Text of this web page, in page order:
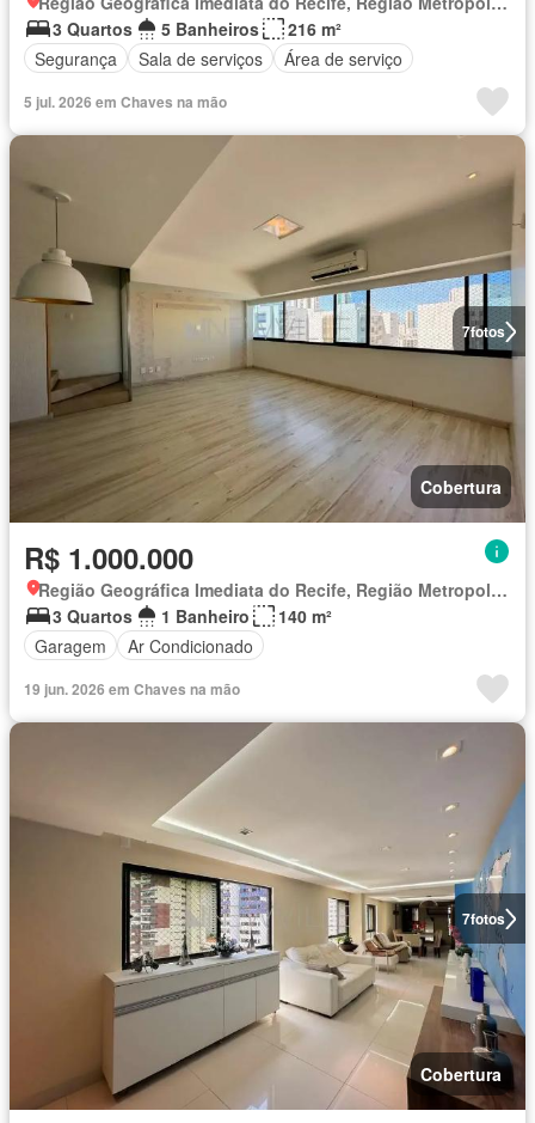
3 Quartos
5 Banheiros
216 m²
Segurança
Sala de serviços Área de serviço
5 jul. 2026 em Chaves na mão
7fotos
Cobertura
R$ 1.000.000
Região Geográfica Imediata do Recife, Região Metropolitana do Recife
3 Quartos
1 Banheiro
140 m²
Garagem
Ar Condicionado
19 jun. 2026 em Chaves na mão
7fotos
Cobertura